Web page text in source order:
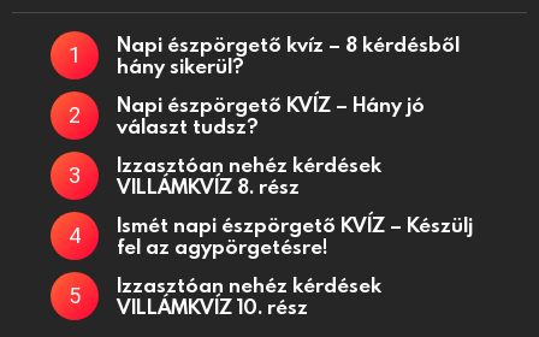
Napi észpörgető kvíz – 8 kérdésből
hány sikerül?
Napi észpörgető KVÍZ – Hány jó
választ tudsz?
Izzasztóan nehéz kérdések
VILLÁMKVÍZ 8. rész
Ismét napi észpörgető KVÍZ – Készülj
fel az agypörgetésre!
Izzasztóan nehéz kérdések
VILLÁMKVÍZ 10. rész